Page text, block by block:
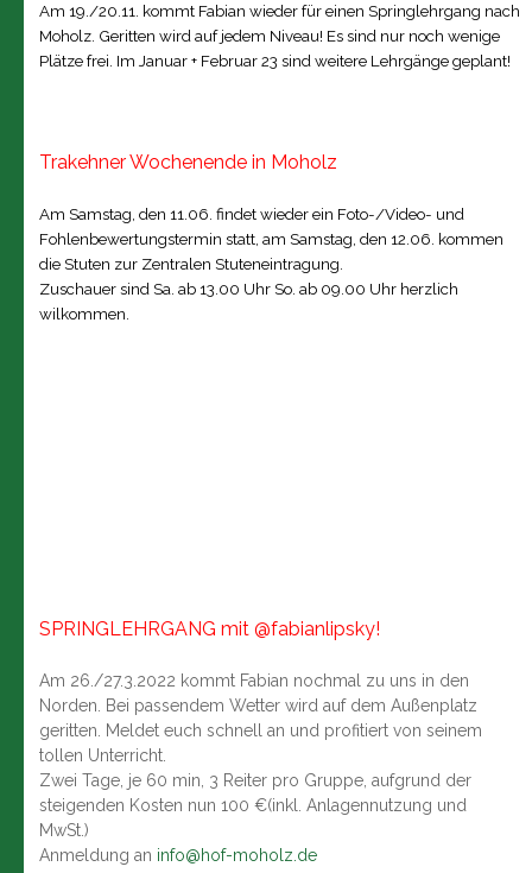
Am 19./20.11. kommt Fabian wieder für einen Springlehrgang nach
Moholz. Geritten wird auf jedem Niveau! Es sind nur noch wenige
Plätze frei. Im Januar + Februar 23 sind weitere Lehrgänge geplant!
Trakehner Wochenende in Moholz
Am Samstag, den 11.06. findet wieder ein Foto-/Video- und
Fohlenbewertungstermin statt, am Samstag, den 12.06. kommen
die Stuten zur Zentralen Stuteneintragung.
Zuschauer sind Sa. ab 13.00 Uhr So. ab 09.00 Uhr herzlich
wilkommen.
SPRINGLEHRGANG mit @fabianlipsky!
Am 26./27.3.2022 kommt Fabian nochmal zu uns in den
Norden. Bei passendem Wetter wird auf dem Außenplatz
geritten. Meldet euch schnell an und profitiert von seinem
tollen Unterricht.
Zwei Tage, je 60 min, 3 Reiter pro Gruppe, aufgrund der
steigenden Kosten nun 100 €(inkl. Anlagennutzung und
MwSt.)
Anmeldung an info@hof-moholz.de